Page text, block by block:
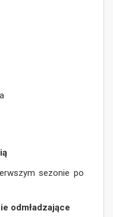
sezonie po
odmładzające